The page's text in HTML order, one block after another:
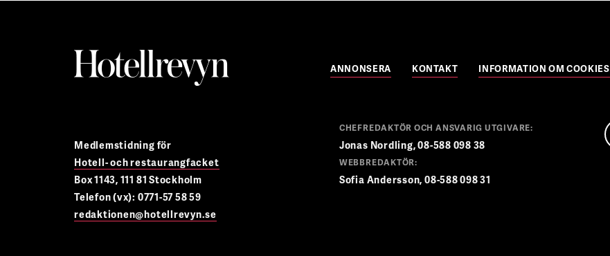
ANNONSERA KONTAKT INFORMATION OM COOKIES
Medlemstidning för
Hotell- och restaurangfacket
Box 1143, 111 81 Stockholm
Telefon (vx): 0771-57 58 59
redaktionen@hotellrevyn.se
CHEFREDAKTÖR OCH ANSVARIG UTGIVARE:
Jonas Nordling, 08-588 098 38
WEBBREDAKTÖR:
Sofia Andersson, 08-588 098 31